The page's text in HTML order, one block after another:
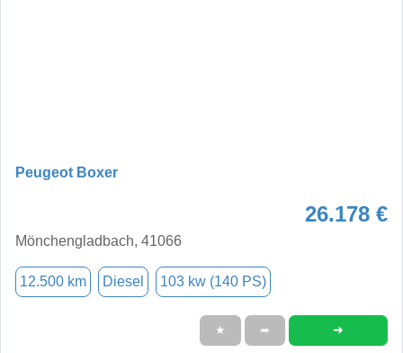
Peugeot Boxer
26.178 €
Mönchengladbach, 41066
12.500 km Diesel 103 kw (140 PS)
★ ➦ ➜